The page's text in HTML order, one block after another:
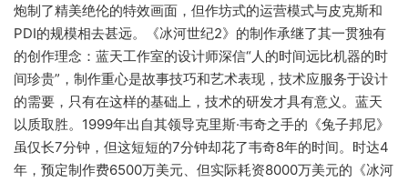
炮制了精美绝伦的特效画面，但作坊式的运营模式与皮克斯和
PDI的规模相去甚远。《冰河世纪2》的制作承继了其一贯独有
的创作理念：蓝天工作室的设计师深信“人的时间远比机器的时
间珍贵”，制作重心是故事技巧和艺术表现，技术应服务于设计
的需要，只有在这样的基础上，技术的研发才具有意义。蓝天
以质取胜。1999年出自其领导克里斯·韦奇之手的《兔子邦尼》
虽仅长7分钟，但这短短的7分钟却花了韦奇8年的时间。时达4
年，预定制作费6500万美元、但实际耗资8000万美元的《冰河